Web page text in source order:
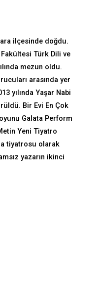
ilçesinde doğdu.
Türk Dili ve
mezun oldu.
arasında yer
yılında Yaşar Nabi
Bir Evi En Çok
Galata Perform
Yeni Tiyatro
tiyatrosu olarak
yazarın ikinci